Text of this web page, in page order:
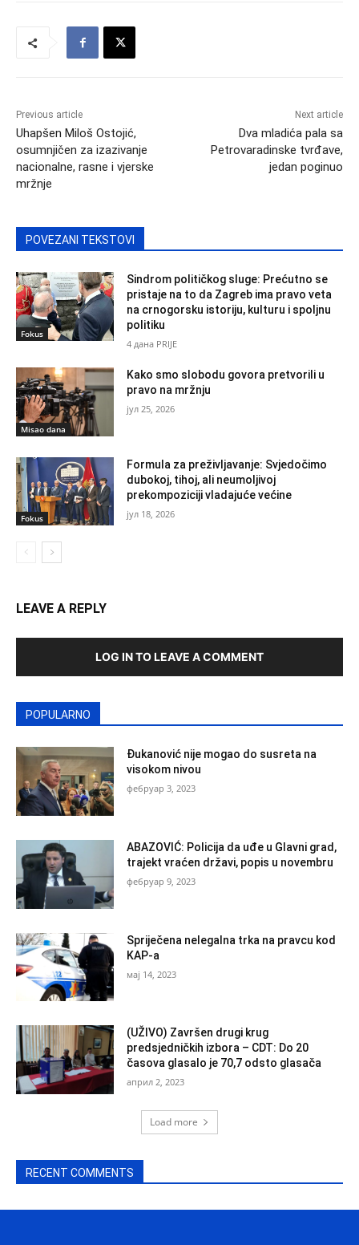
Previous article
Uhapšen Miloš Ostojić,
osumnjičen za izazivanje
nacionalne, rasne i vjerske
mržnje
Next article
Dva mladića pala sa
Petrovaradinske tvrđave,
jedan poginuo
POVEZANI TEKSTOVI
Fokus
Sindrom političkog sluge: Prećutno se
pristaje na to da Zagreb ima pravo veta
na crnogorsku istoriju, kulturu i spoljnu
politiku
4 дана PRIJE
Misao dana
Kako smo slobodu govora pretvorili u
pravo na mržnju
јул 25, 2026
Fokus
Formula za preživljavanje: Svjedočimo
dubokoj, tihoj, ali neumoljivoj
prekompoziciji vladajuće većine
јул 18, 2026
LEAVE A REPLY
LOG IN TO LEAVE A COMMENT
POPULARNO
Đukanović nije mogao do susreta na
visokom nivou
фебруар 3, 2023
ABAZOVIĆ: Policija da uđe u Glavni grad,
trajekt vraćen državi, popis u novembru
фебруар 9, 2023
Spriječena nelegalna trka na pravcu kod
KAP-a
мај 14, 2023
(UŽIVO) Završen drugi krug
predsjedničkih izbora – CDT: Do 20
časova glasalo je 70,7 odsto glasača
април 2, 2023
Load more
RECENT COMMENTS